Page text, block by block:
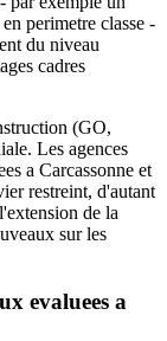
perimetre classe -
du niveau
cadres
(GO,
Les agences
a Carcassonne et
restreint, d'autant
de la
sur les
evaluees a